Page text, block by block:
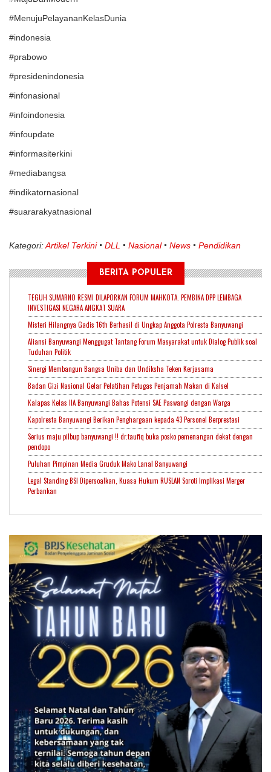
#MenujuPelayananKelasDunia
#indonesia
#prabowo
#presidenindonesia
#infonasional
#infoindonesia
#infoupdate
#informasiterkini
#mediabangsa
#indikatornasional
#suararakyatnasional
Kategori:Artikel Terkini DLL Nasional News Pendidikan
BERITA POPULER
TEGUH SUMARNO RESMI DILAPORKAN FORUM MAHKOTA. PEMBINA DPP LEMBAGA
INVESTIGASI NEGARA ANGKAT SUARA
Misteri Hilangnya Gadis 16th Berhasil di Ungkap Anggota Polresta Banyuwangi
Aliansi Banyuwangi Menggugat Tantang Forum Masyarakat untuk Dialog Publik soal
Tuduhan Politik
Sinergi Membangun Bangsa Uniba dan Undiksha Teken Kerjasama
Badan Gizi Nasional Gelar Pelatihan Petugas Penjamah Makan di Kalsel
Kalapas Kelas IIA Banyuwangi Bahas Potensi SAE Paswangi dengan Warga
Kapolresta Banyuwangi Berikan Penghargaan kepada 43 Personel Berprestasi
Serius maju pilbup banyuwangi !! dr.taufiq buka posko pemenangan dekat dengan
pendopo
Puluhan Pimpinan Media Gruduk Mako Lanal Banyuwangi
Legal Standing BSI Dipersoalkan, Kuasa Hukum RUSLAN Soroti Implikasi Merger
Perbankan